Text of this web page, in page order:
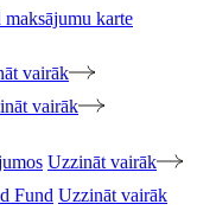
karte
vairāk
vairāk
Uzzināt vairāk
Fund Uzzināt vairāk